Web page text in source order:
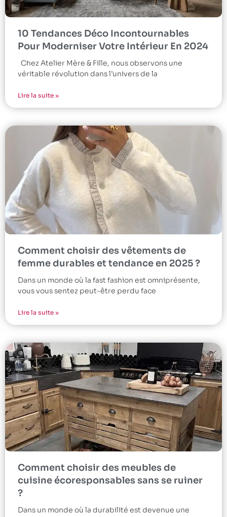
10 Tendances Déco Incontournables
Pour Moderniser Votre Intérieur En 2024
Chez Atelier Mère & Fille, nous observons une
véritable révolution dans l’univers de la
Lire la suite »
Comment choisir des vêtements de
femme durables et tendance en 2025 ?
Dans un monde où la fast fashion est omniprésente,
vous vous sentez peut-être perdu face
Lire la suite »
Comment choisir des meubles de
cuisine écoresponsables sans se ruiner
?
Dans un monde où la durabilité est devenue une